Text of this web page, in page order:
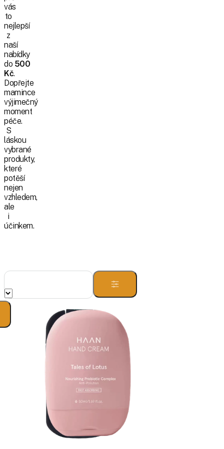
vás
to
nejlepší
z
naší
nabídky
do 500
Kč.
Dopřejte
mamince
výjimečný
moment
péče.
S
láskou
vybrané
produkty,
které
potěší
nejen
vzhledem,
ale
i
účinkem.